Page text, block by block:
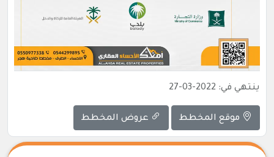
ينتهي في: 2022-03-27
موقع المخطط عروض المخطط